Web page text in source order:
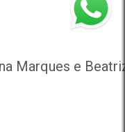
Marques e